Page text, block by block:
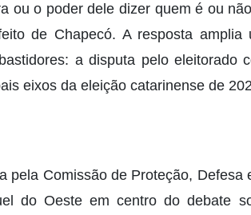
ou o poder dele dizer quem é ou
de Chapecó. A resposta
a disputa pelo eleitorado
eixos da eleição catarinense de
pela Comissão de Proteção, Defesa
do Oeste em centro do debate